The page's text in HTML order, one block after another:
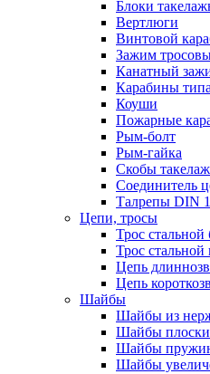
Блоки
Вертлюги
Винтовой
Зажим
Канатный
Карабины
Коуши
Пожарные
Рым-болт
Рым-гайка
Скобы
Соединитель
Талрепы DIN
Цепи, тросы
Трос
Трос
Цепь
Цепь
Шайбы
Шайбы из
Шайбы
Шайбы
Шайбы